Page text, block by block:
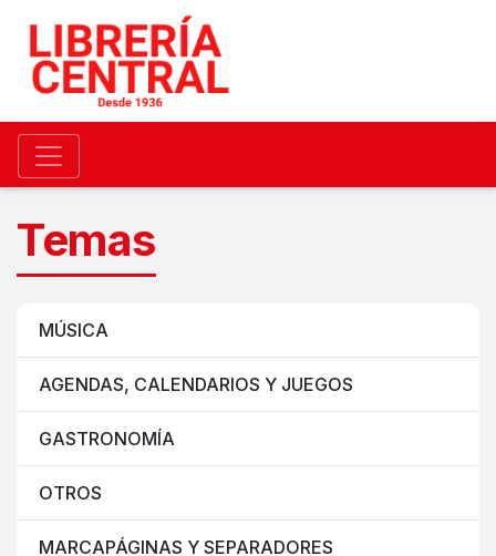
Temas
MÚSICA
AGENDAS, CALENDARIOS Y JUEGOS
GASTRONOMÍA
OTROS
MARCAPÁGINAS Y SEPARADORES